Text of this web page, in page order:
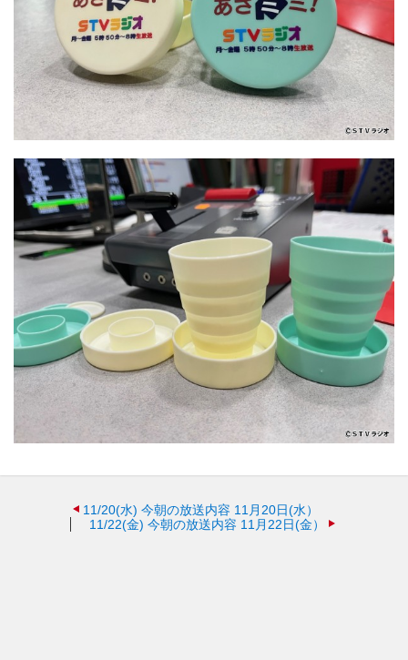
11/20(水) 今朝の放送内容 11月20日(水）
11/22(金) 今朝の放送内容 11月22日(金）